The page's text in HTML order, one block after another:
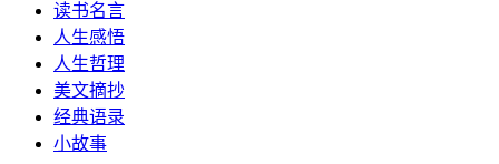
读书名言
人生感悟
人生哲理
美文摘抄
经典语录
小故事